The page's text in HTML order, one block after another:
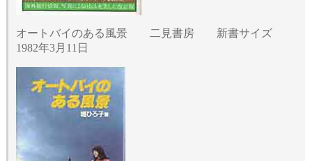
オートバイのある風景 二見書房 新書サイズ
1982年3月11日